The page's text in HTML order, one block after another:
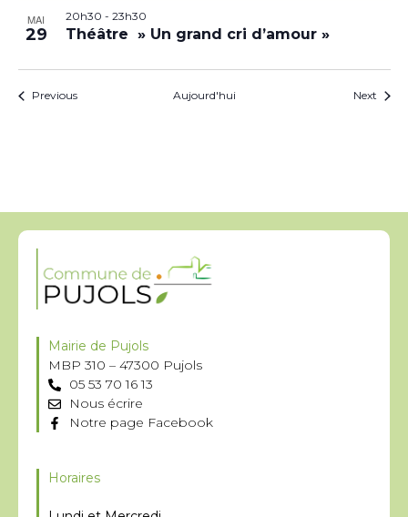
MAI
29
20h30 - 23h30
Théâtre » Un grand cri d’amour »
PreviousÉvènements Aujourd'hui Next
Mairie de Pujols
MBP 310 – 47300 Pujols
05 53 70 16 13
Nous écrire
Notre page Facebook
Horaires